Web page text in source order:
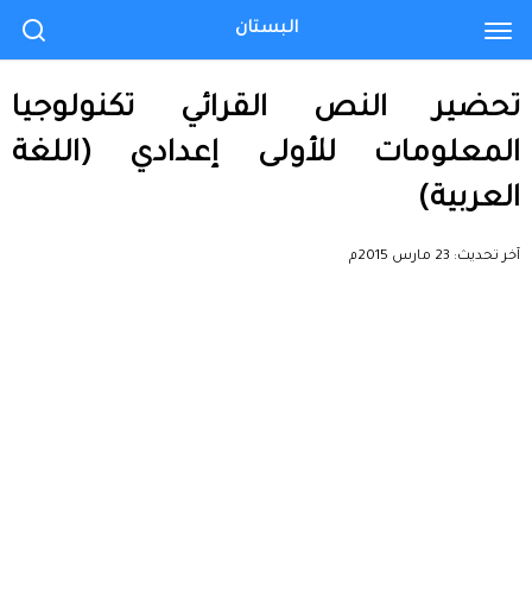
تحضير النص القرائي تكنولوجيا
المعلومات للأولى إعدادي (اللغة
العربية)
آخر تحديث: 23 مارس 2015م
البستان